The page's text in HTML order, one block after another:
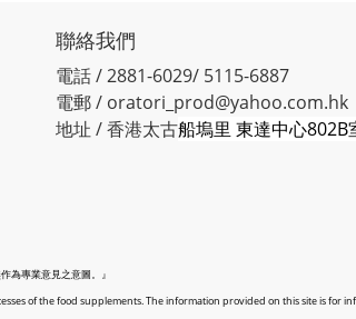
聯絡我們
電話 / 2881-6029/ 5115-6887
電郵 / oratori_prod@yahoo.com.hk
地址 / 香港太古船塢里 東達中心802B
為專業意見之意圖。』
of the food supplements. The information provided on this site is for